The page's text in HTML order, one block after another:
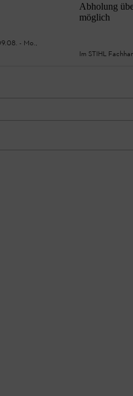
- Mo.,
Abholung
möglich
Im STIHL